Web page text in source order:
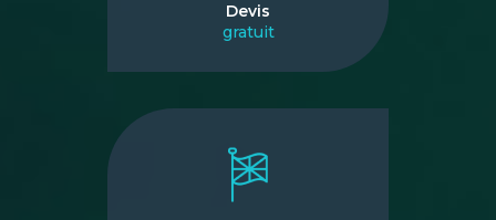
Devis
gratuit